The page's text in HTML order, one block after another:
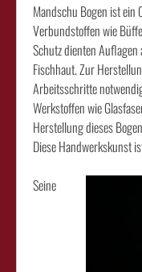
Mandschu Bogen ist ein
Verbundstoffen wie
Schutz dienten
Fischhaut. Zur
Arbeitsschritte
Werkstoffen wie
Herstellung dieses
Diese Handwerkskunst
Seine